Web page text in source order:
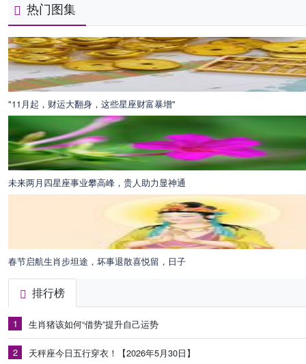
热门图集
"11月起，财运大翻身，这些星座财富暴增"
未来两月四星座事业攀高峰，贵人助力显神通
春节启航生肖步坦途，坏事退散喜悦留，日子
排行榜
1 生肖猪该如何“借势”提升自己运势
2 天秤座今日五行穿衣！【2026年5月30日】